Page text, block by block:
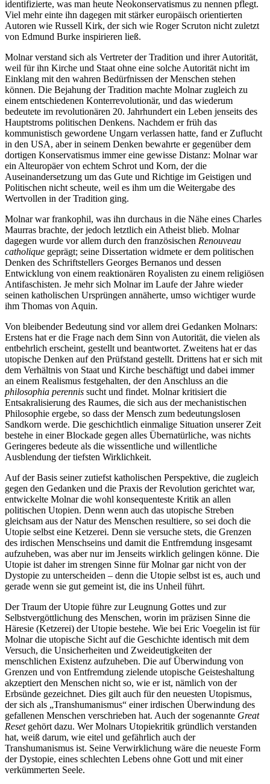
identifizierte, was man heute Neokonservatismus zu nennen pflegt.
Viel mehr einte ihn dagegen mit stärker europäisch orientierten
Autoren wie Russell Kirk, der sich wie Roger Scruton nicht zuletzt
von Edmund Burke inspirieren ließ.
Molnar verstand sich als Vertreter der Tradition und ihrer Autorität,
weil für ihn Kirche und Staat ohne eine solche Autorität nicht im
Einklang mit den wahren Bedürfnissen der Menschen stehen
können. Die Bejahung der Tradition machte Molnar zugleich zu
einem entschiedenen Konterrevolutionär, und das wiederum
bedeutete im revolutionären 20. Jahrhundert ein Leben jenseits des
Hauptstroms politischen Denkens. Nachdem er früh das
kommunistisch gewordene Ungarn verlassen hatte, fand er Zuflucht
in den USA, aber in seinem Denken bewahrte er gegenüber dem
dortigen Konservatismus immer eine gewisse Distanz: Molnar war
ein Alteuropäer von echtem Schrot und Korn, der die
Auseinandersetzung um das Gute und Richtige im Geistigen und
Politischen nicht scheute, weil es ihm um die Weitergabe des
Wertvollen in der Tradition ging.
Molnar war frankophil, was ihn durchaus in die Nähe eines Charles
Maurras brachte, der jedoch letztlich ein Atheist blieb. Molnar
dagegen wurde vor allem durch den französischen Renouveau
catholique geprägt; seine Dissertation widmete er dem politischen
Denken des Schriftstellers Georges Bernanos und dessen
Entwicklung von einem reaktionären Royalisten zu einem religiösen
Antifaschisten. Je mehr sich Molnar im Laufe der Jahre wieder
seinen katholischen Ursprüngen annäherte, umso wichtiger wurde
ihm Thomas von Aquin.
Von bleibender Bedeutung sind vor allem drei Gedanken Molnars:
Erstens hat er die Frage nach dem Sinn von Autorität, die vielen als
entbehrlich erscheint, gestellt und beantwortet. Zweitens hat er das
utopische Denken auf den Prüfstand gestellt. Drittens hat er sich mit
dem Verhältnis von Staat und Kirche beschäftigt und dabei immer
an einem Realismus festgehalten, der den Anschluss an die
philosophia perennis sucht und findet. Molnar kritisiert die
Entsakralisierung des Raumes, die sich aus der mechanistischen
Philosophie ergebe, so dass der Mensch zum bedeutungslosen
Sandkorn werde. Die geschichtlich einmalige Situation unserer Zeit
bestehe in einer Blockade gegen alles Übernatürliche, was nichts
Geringeres bedeute als die wissentliche und willentliche
Ausblendung der tiefsten Wirklichkeit.
Auf der Basis seiner zutiefst katholischen Perspektive, die zugleich
gegen den Gedanken und die Praxis der Revolution gerichtet war,
entwickelte Molnar die wohl konsequenteste Kritik an allen
politischen Utopien. Denn wenn auch das utopische Streben
gleichsam aus der Natur des Menschen resultiere, so sei doch die
Utopie selbst eine Ketzerei. Denn sie versuche stets, die Grenzen
des irdischen Menschseins und damit die Entfremdung insgesamt
aufzuheben, was aber nur im Jenseits wirklich gelingen könne. Die
Utopie ist daher im strengen Sinne für Molnar gar nicht von der
Dystopie zu unterscheiden – denn die Utopie selbst ist es, auch und
gerade wenn sie gut gemeint ist, die ins Unheil führt.
Der Traum der Utopie führe zur Leugnung Gottes und zur
Selbstvergöttlichung des Menschen, worin im präzisen Sinne die
Häresie (Ketzerei) der Utopie bestehe. Wie bei Eric Voegelin ist für
Molnar die utopische Sicht auf die Geschichte identisch mit dem
Versuch, die Unsicherheiten und Zweideutigkeiten der
menschlichen Existenz aufzuheben. Die auf Überwindung von
Grenzen und von Entfremdung zielende utopische Geisteshaltung
akzeptiert den Menschen nicht so, wie er ist, nämlich von der
Erbsünde gezeichnet. Dies gilt auch für den neuesten Utopismus,
der sich als „Transhumanismus“ einer irdischen Überwindung des
gefallenen Menschen verschrieben hat. Auch der sogenannte Great
Resetgehört dazu. Wer Molnars Utopiekritik gründlich verstanden
hat, weiß darum, wie eitel und gefährlich auch der
Transhumanismus ist. Seine Verwirklichung wäre die neueste Form
der Dystopie, eines schlechten Lebens ohne Gott und mit einer
verkümmerten Seele.